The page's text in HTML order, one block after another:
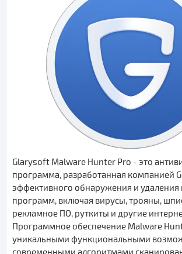
Glarysoft Malware Hunter Pro - это
программа, разработанная компанией
эффективного обнаружения и
программ, включая вирусы, трояны,
рекламное ПО, руткиты и другие
Программное обеспечение Malware
уникальными функциональными